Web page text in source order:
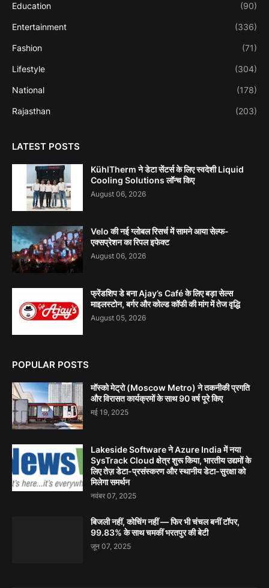
Education (90)
Entertainment (336)
Fashion (71)
Lifestyle (304)
National (178)
Rajasthan (203)
LATEST POSTS
KühlTherm ने डेटा सेंटर्स के लिए स्वदेशी Liquid
Cooling Solutions लॉन्च किए
August 06, 2026
Velo की नई ग्लोबल रिसर्च में सामने आया सेल्फ-
एक्सप्रेशन का रिपल इफेक्ट
August 06, 2026
फ्रेंडशिप डे बना Ajay’s Café के लिए बड़ा सेल्स
माइलस्टोन, बर्गर और कोल्ड कॉफी की मांग में तेज वृद्धि
August 05, 2026
POPULAR POSTS
मॉस्को मेट्रो (Moscow Metro) ने तकनीकी प्रगति
और विरासत कार्यक्रमों के साथ 90 वर्ष पूरे किए
मई 19, 2025
Lakeside Software ने Azure India में नया
SysTrack Cloud क्षेत्र शुरू किया, भारतीय उद्यमों के
लिए तेज़ डेटा-प्रसंस्करण और स्थानीय डेटा-सुरक्षा को
मिलेगा समर्थन
नवंबर 07, 2025
बिजली नहीं, कोचिंग नहीं — फिर भी चंचल बनीं टॉपर,
99.83% के साथ चमकीं भरतपुर की बेटी
जून 07, 2025